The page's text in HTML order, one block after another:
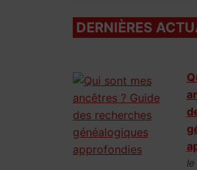
DERNIÈRES